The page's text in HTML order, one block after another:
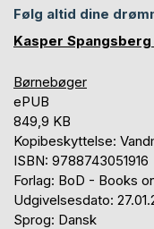
Følg altid dine
Kasper Spangsberg
Børnebøger
ePUB
849,9 KB
Kopibeskyttelse:
ISBN: 9788743051916
Forlag: BoD - Books
Udgivelsesdato:
Sprog: Dansk